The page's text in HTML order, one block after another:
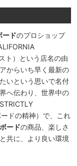
ードのプロショップ
ト）という店名の由
からいち早く最新の
いという思いで名付
へ伝わり、世界中の
ドの精神）で、これ
ードの商品、楽しさ
共に、より良い環境